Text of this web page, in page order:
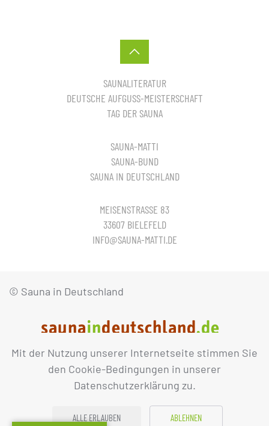
Mit der Nutzung unserer Internetseite stimmen Sie
den Cookie-Bedingungen in unserer
Datenschutzerklärung zu.
ALLE ERLAUBEN ABLEHNEN
SAUNALITERATUR
DEUTSCHE AUFGUSS-MEISTERSCHAFT
TAG DER SAUNA
SAUNA-MATTI
SAUNA-BUND
SAUNA IN DEUTSCHLAND
MEISENSTRASSE 83
33607 BIELEFELD
INFO@SAUNA-MATTI.DE
© Sauna in Deutschland
IMPRESSUM DATENSCHUTZ